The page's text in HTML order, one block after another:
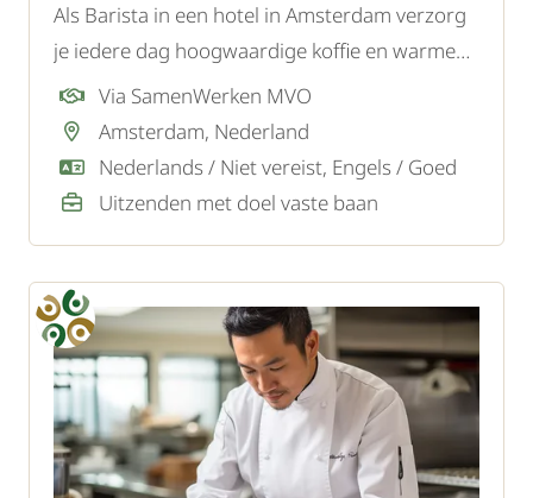
Als Barista in een hotel in Amsterdam verzorg
je iedere dag hoogwaardige koffie en warme
dranken voor gasten in een gastvrije
omgeving.
Via SamenWerken MVO
Amsterdam, Nederland
Nederlands / Niet vereist, Engels / Goed
Uitzenden met doel vaste baan